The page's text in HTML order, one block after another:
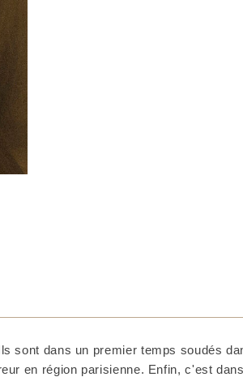
sont dans un premier temps soudés
en région parisienne. Enfin, c'est